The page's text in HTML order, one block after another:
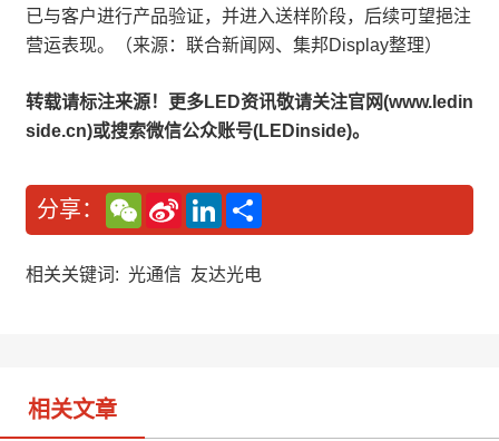
已与客户进行产品验证，并进入送样阶段，后续可望挹注
营运表现。（来源：联合新闻网、集邦Display整理）
转载请标注来源！更多LED资讯敬请关注官网(www.ledin
side.cn)或搜索微信公众账号(LEDinside)。
分享：
W
e
C
a
S
n
W
L
n
e
相关关键词: 光通信 友达光电
相关文章